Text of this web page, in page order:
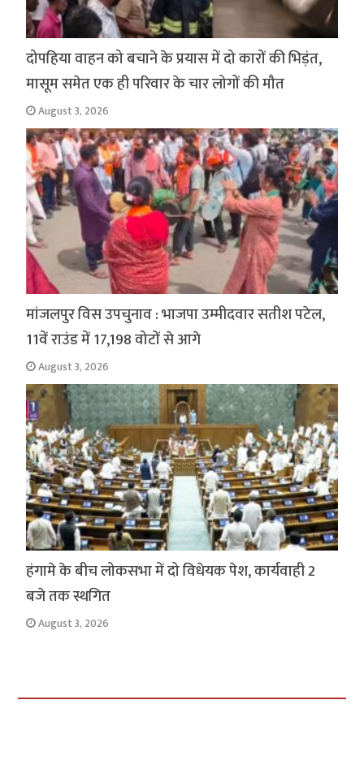
दोपहिया वाहन को बचाने के प्रयास में दो कारों की भिड़ंत,
मासूम समेत एक ही परिवार के चार लोगों की मौत
August 3, 2026
मांजलपुर विस उपचुनाव : भाजपा उम्मीदवार सतीश पटेल,
11वें राउंड में 17,198 वोटों से आगे
August 3, 2026
हंगामे के बीच लोकसभा में दो विधेयक पेश, कार्यवाही 2
बजे तक स्थगित
August 3, 2026